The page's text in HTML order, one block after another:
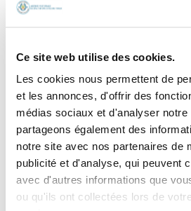
Ce site web utilise des cookies.
Les cookies nous permettent de
et les annonces, d'offrir des
médias sociaux et d'analyser notre
partageons également des
notre site avec nos partenaires de
publicité et d'analyse, qui peuvent
avec d'autres informations que
ou qu'ils ont collectées lors de
Nom*
E-mail*